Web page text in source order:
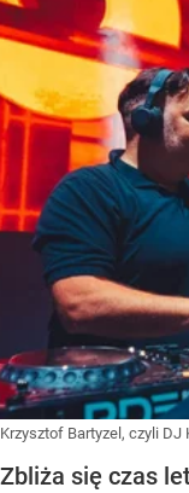
Krzysztof Bartyzel, czyli DJ
Zbliża się czas